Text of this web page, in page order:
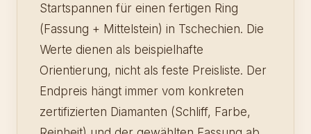
Startspannen für einen fertigen Ring
(Fassung + Mittelstein) in Tschechien. Die
Werte dienen als beispielhafte
Orientierung, nicht als feste Preisliste. Der
Endpreis hängt immer vom konkreten
zertifizierten Diamanten (Schliff, Farbe,